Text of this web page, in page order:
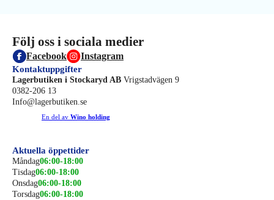
Följ oss i sociala medier
Facebook Instagram
Kontaktuppgifter
Lagerbutiken i Stockaryd AB Vrigstadvägen 9
0382-206 13
Info@lagerbutiken.se
En del av Wino holding
Aktuella öppettider
Måndag06:00-18:00
Tisdag06:00-18:00
Onsdag06:00-18:00
Torsdag06:00-18:00